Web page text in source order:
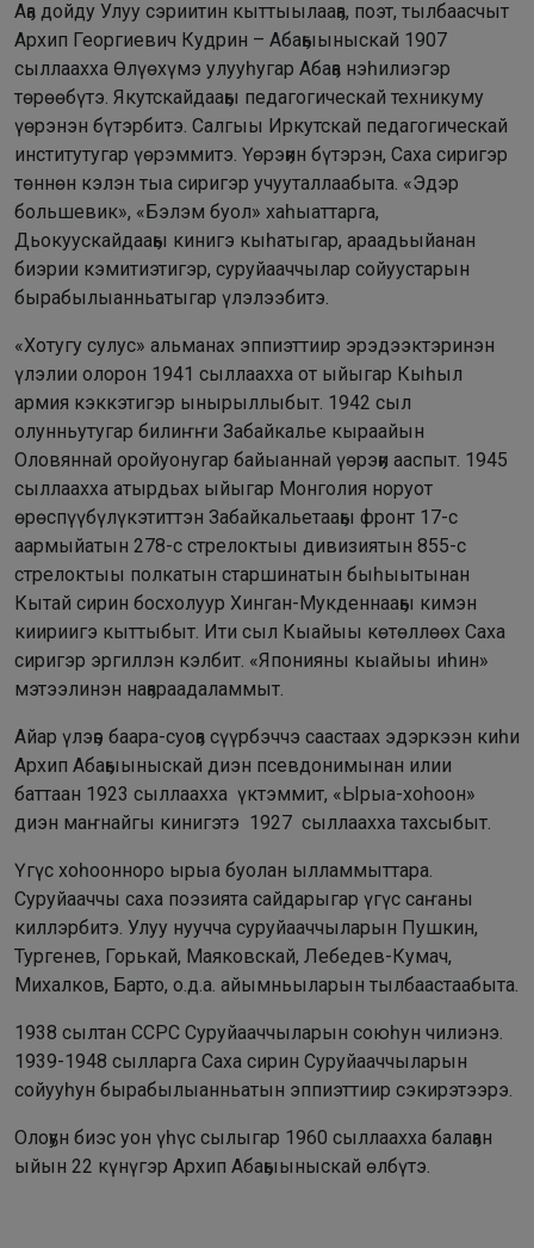
Аҕа дойду Улуу сэриитин кыттыылааҕа, поэт, тылбаасчыт
Архип Георгиевич Кудрин – Абаҕыыныскай 1907
сыллаахха Өлүөхүмэ улууһугар Абаҕа нэһилиэгэр
төрөөбүтэ. Якутскайдааҕы педагогическай техникуму
үөрэнэн бүтэрбитэ. Салгыы Иркутскай педагогическай
институтугар үөрэммитэ. Үөрэҕин бүтэрэн, Саха сиригэр
төннөн кэлэн тыа сиригэр учууталлаабыта. «Эдэр
большевик», «Бэлэм буол» хаһыаттарга,
Дьокуускайдааҕы кинигэ кыһатыгар, араадьыйанан
биэрии кэмитиэтигэр, суруйааччылар сойуустарын
бырабылыанньатыгар үлэлээбитэ.
«Хотугу сулус» альманах эппиэттиир эрэдээктэринэн
үлэлии олорон 1941 сыллаахха от ыйыгар Кыһыл
армия кэккэтигэр ынырыллыбыт. 1942 сыл
олунньутугар билиҥҥи Забайкалье кыраайын
Оловяннай оройуонугар байыаннай үөрэҕи ааспыт. 1945
сыллаахха атырдьах ыйыгар Монголия норуот
өрөспүүбүлүкэтиттэн Забайкальетааҕы фронт 17-с
аармыйатын 278-с стрелоктыы дивизиятын 855-с
стрелоктыы полкатын старшинатын быһыытынан
Кытай сирин босхолуур Хинган-Мукденнааҕы кимэн
киириигэ кыттыбыт. Ити сыл Кыайыы көтөллөөх Саха
сиригэр эргиллэн кэлбит. «Японияны кыайыы иһин»
мэтээлинэн наҕараадаламмыт.
Айар үлэҕэ баара-суоҕа сүүрбэччэ саастаах эдэркээн киһи
Архип Абаҕыыныскай диэн псевдонимынан илии
баттаан 1923 сыллаахха үктэммит, «Ырыа-хоһоон»
диэн маҥнайгы кинигэтэ 1927 сыллаахха тахсыбыт.
Үгүс хоһоонноро ырыа буолан ылламмыттара.
Суруйааччы саха поэзията сайдарыгар үгүс саҥаны
киллэрбитэ. Улуу нуучча суруйааччыларын Пушкин,
Тургенев, Горькай, Маяковскай, Лебедев-Кумач,
Михалков, Барто, о.д.а. айымньыларын тылбаастаабыта.
1938 сылтан ССРС Суруйааччыларын союһун чилиэнэ.
1939-1948 сылларга Саха сирин Суруйааччыларын
сойууһун бырабылыанньатын эппиэттиир сэкирэтээрэ.
Олоҕун биэс уон үһүс сылыгар 1960 сыллаахха балаҕан
ыйын 22 күнүгэр Архип Абаҕыыныскай өлбүтэ.